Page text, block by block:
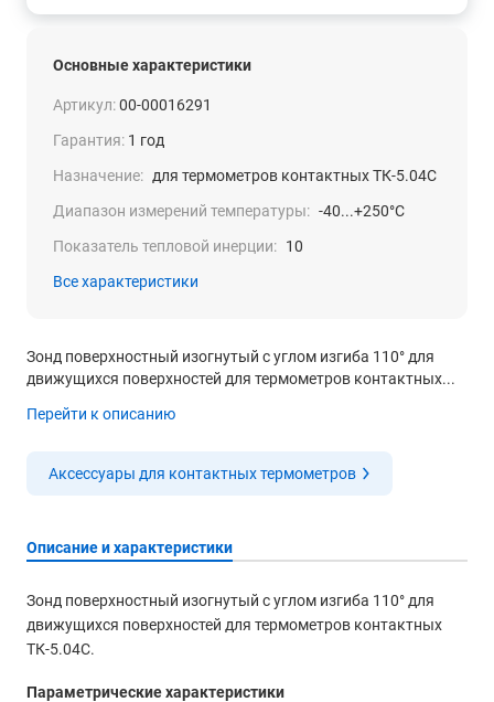
Основные характеристики
Артикул:00-00016291
Гарантия: 1 год
Назначение: для термометров контактных ТК-5.04С
Диапазон измерений температуры: -40...+250°С
Показатель тепловой инерции: 10
Все характеристики
Зонд поверхностный изогнутый с углом изгиба 110° для
движущихся поверхностей для термометров контактных...
Перейти к описанию
Аксессуары для контактных термометров
Описание и характеристики
Зонд поверхностный изогнутый с углом изгиба 110° для
движущихся поверхностей для термометров контактных
ТК-5.04С.
Параметрические характеристики